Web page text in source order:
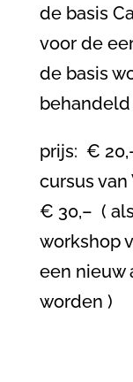
de basis
voor de
de basis
prijs: €
cursus
€ 30,– (
workshop
een nieuw
worden )